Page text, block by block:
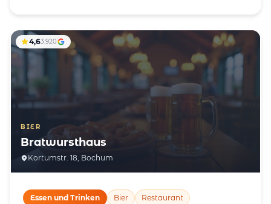
BIER
Bratwursthaus
Kortumstr. 18, Bochum
4,63.920
Essen und Trinken Bier Restaurant